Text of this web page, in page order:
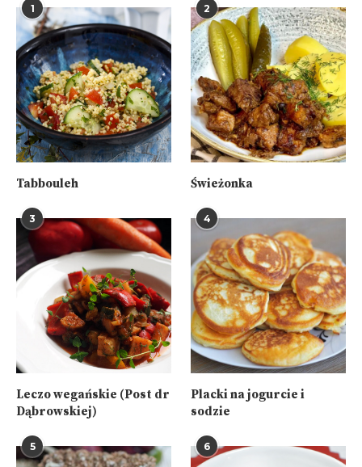
1
Tabbouleh
2
Świeżonka
3
Leczo wegańskie (Post dr
Dąbrowskiej)
4
Placki na jogurcie i
sodzie
5 6